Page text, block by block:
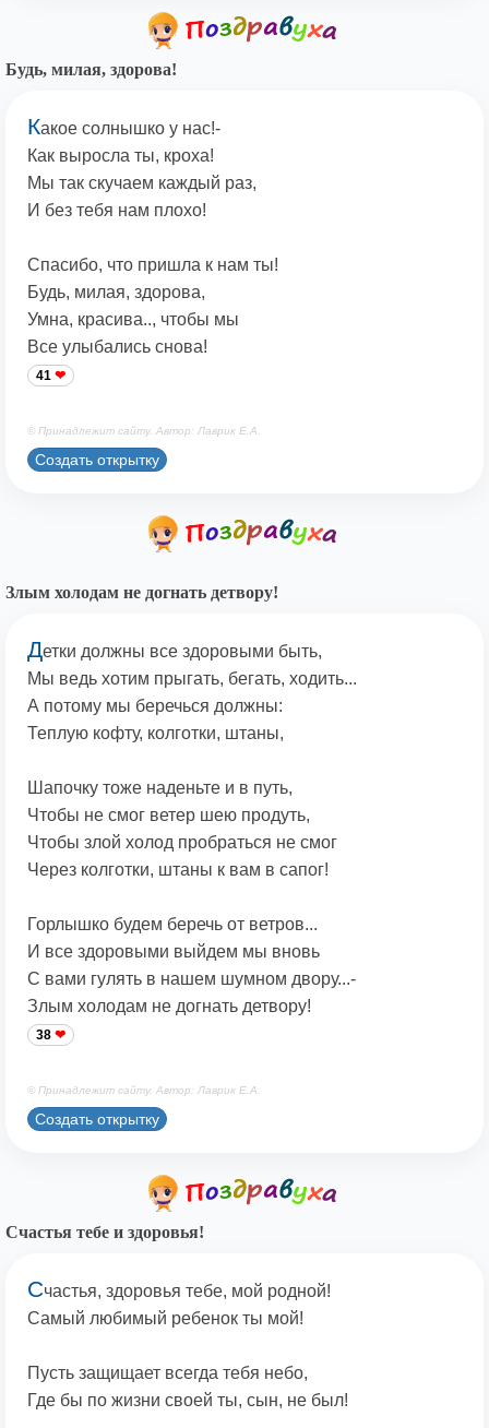
Будь, милая, здорова!
Какое солнышко у нас!-
Как выросла ты, кроха!
Мы так скучаем каждый раз,
И без тебя нам плохо!
Спасибо, что пришла к нам ты!
Будь, милая, здорова,
Умна, красива.., чтобы мы
Все улыбались снова!
41
© Принадлежит сайту. Автор: Лаврик Е.А.
Создать открытку
Злым холодам не догнать детвору!
Детки должны все здоровыми быть,
Мы ведь хотим прыгать, бегать, ходить...
А потому мы беречься должны:
Теплую кофту, колготки, штаны,
Шапочку тоже наденьте и в путь,
Чтобы не смог ветер шею продуть,
Чтобы злой холод пробраться не смог
Через колготки, штаны к вам в сапог!
Горлышко будем беречь от ветров...
И все здоровыми выйдем мы вновь
С вами гулять в нашем шумном двору...-
Злым холодам не догнать детвору!
38
© Принадлежит сайту. Автор: Лаврик Е.А.
Создать открытку
Счастья тебе и здоровья!
Счастья, здоровья тебе, мой родной!
Самый любимый ребенок ты мой!
Пусть защищает всегда тебя небо,
Где бы по жизни своей ты, сын, не был!